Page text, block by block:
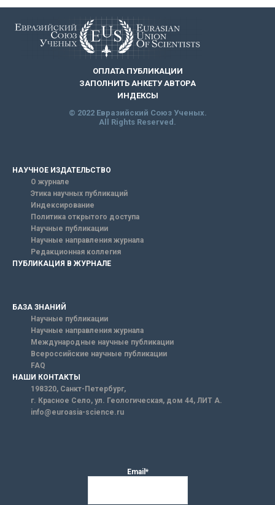
ОПЛАТА ПУБЛИКАЦИИ
ЗАПОЛНИТЬ АНКЕТУ АВТОРА
ИНДЕКСЫ
© 2022 Евразийский Союз Ученых.
All Rights Reserved.
НАУЧНОЕ ИЗДАТЕЛЬСТВО
О журнале
Этика научных публикаций
Индексирование
Политика открытого доступа
Научные публикации
Научные направления журнала
Редакционная коллегия
ПУБЛИКАЦИЯ В ЖУРНАЛЕ
БАЗА ЗНАНИЙ
Научные публикации
Научные направления журнала
Международные научные публикации
Всероссийские научные публикации
FAQ
НАШИ КОНТАКТЫ
198320, Санкт-Петербург,
г. Красное Село, ул. Геологическая, дом 44, ЛИТ А.
info@euroasia-science.ru
Email*